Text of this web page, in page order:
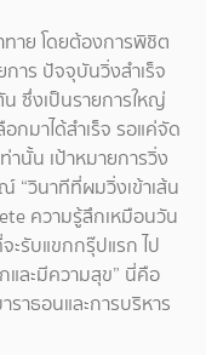
าย โดยต้องการพิชิต
าร ปัจจุบันวิ่งสำเร็จ
ซึ่งเป็นรายการใหญ่
มาได้สำเร็จ รอแค่จัด
นั้น เป้าหมายการวิ่ง
“วินาทีที่ผมวิ่งเข้าเส้น
ความรู้สึกเหมือนวัน
ะรับแขกกรุ๊ปแรก ไป
ละมีความสุข” นี่คือ
าธอนและการบริหาร